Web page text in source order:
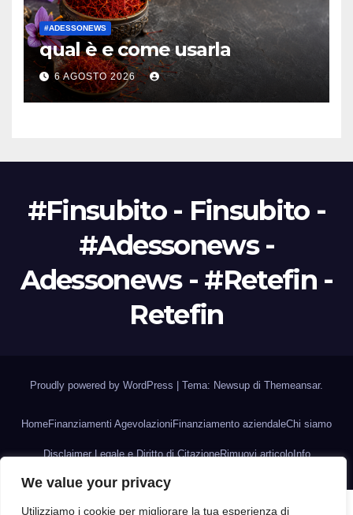
We value your privacy
Utilizziamo i cookie per migliorare la tua esperienza di
#ADESSONEWS
qual è e come usarla
6 AGOSTO 2026
#Finsubito - Finsubito -
#Adessonews -
Adessonews - #Retefin -
Retefin
Proudly powered by WordPress Tema: Newsup di Themeansar.
HomeFinanziamenti AgevolazioniFinanziamento aziendaleChi siamo
Disclaimer Legale e Diritto di CitazioneRimuovi articoloInfo